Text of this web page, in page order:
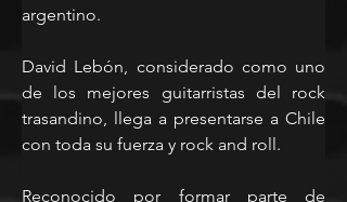
argentino.
David Lebón, considerado como uno
de los mejores guitarristas del rock
trasandino, llega a presentarse a Chile
con toda su fuerza y rock and roll.
Reconocido por formar parte de